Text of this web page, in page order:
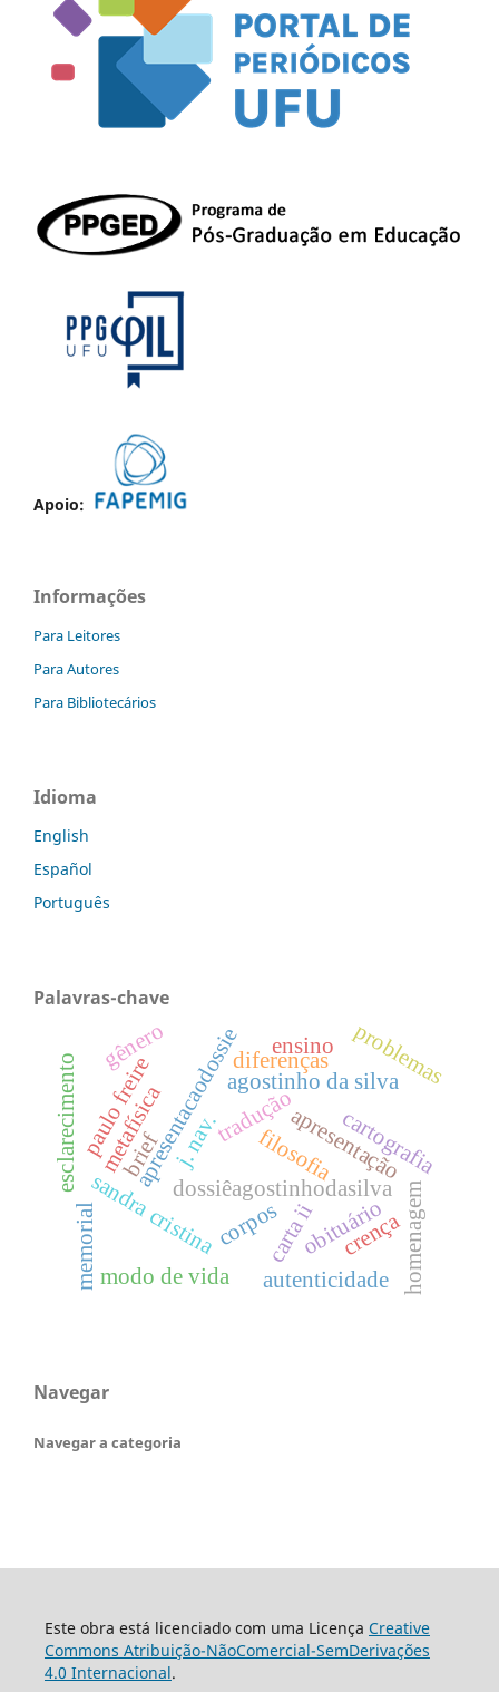
Apoio:
Informações
Para Leitores
Para Autores
Para Bibliotecários
Idioma
English
Español
Português
Palavras-chave
apresentação
dossiêagostinhodasilva
apresentacaodossietradução
briefj. nav.
agostinho da silva
carta ii
sandra cristina obituário homenagem
memorial
diferenças
corpos
filosofia
metafísica
modo de vida
paulo freire
crença
cartografia
gênero
esclarecimento
ensino problemas
autenticidade
Navegar
Navegar a categoria
Este obra está licenciado com uma Licença Creative
Commons Atribuição-NãoComercial-SemDerivações
4.0 Internacional.